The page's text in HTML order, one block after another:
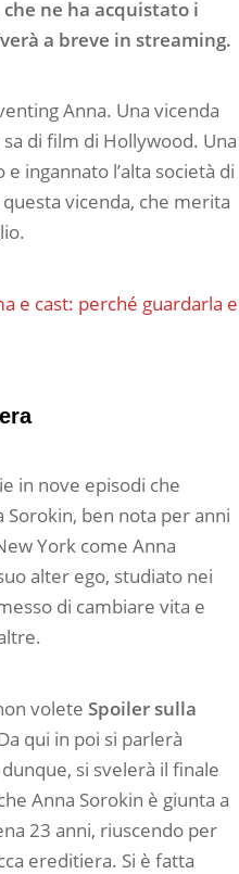
che ne ha acquistato i
a breve in streaming.
Anna. Una vicenda
di film di Hollywood. Una
ingannato l’alta società di
vicenda, che merita
e cast: perché guardarla e
in nove episodi che
Sorokin, ben nota per anni
York come Anna
alter ego, studiato nei
di cambiare vita e
volete Spoiler sulla
qui in poi si parlerà
si svelerà il finale
Anna Sorokin è giunta a
23 anni, riuscendo per
ereditiera. Si è fatta